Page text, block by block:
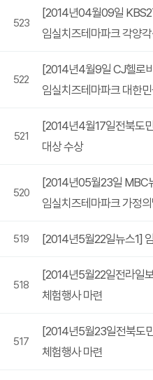
523
[2014년04월09일
임실치즈테마파크 각양
522
[2014년4월9일 CJ헬로
임실치즈테마파크 대한
521
[2014년4월17일전북도
대상 수상
520
[2014년05월23일 MBC
임실치즈테마파크 가정
519 [2014년5월22일뉴스1]
518
[2014년5월22일전라일
체험행사 마련
517
[2014년5월23일전북도
체험행사 마련